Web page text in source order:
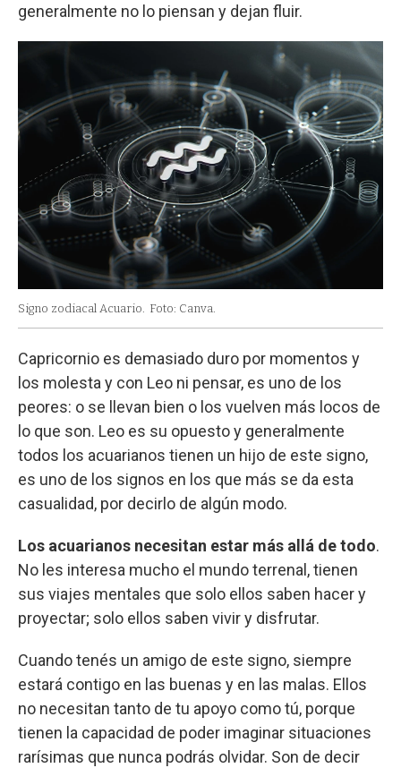
generalmente no lo piensan y dejan fluir.
Signo zodiacal Acuario. Foto: Canva.
Capricornio es demasiado duro por momentos y
los molesta y con Leo ni pensar, es uno de los
peores: o se llevan bien o los vuelven más locos de
lo que son. Leo es su opuesto y generalmente
todos los acuarianos tienen un hijo de este signo,
es uno de los signos en los que más se da esta
casualidad, por decirlo de algún modo.
Los acuarianos necesitan estar más allá de todo.
No les interesa mucho el mundo terrenal, tienen
sus viajes mentales que solo ellos saben hacer y
proyectar; solo ellos saben vivir y disfrutar.
Cuando tenés un amigo de este signo, siempre
estará contigo en las buenas y en las malas. Ellos
no necesitan tanto de tu apoyo como tú, porque
tienen la capacidad de poder imaginar situaciones
rarísimas que nunca podrás olvidar. Son de decir